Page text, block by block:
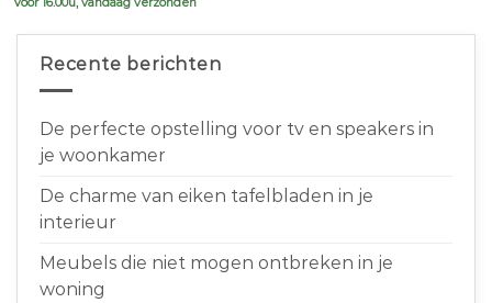
Recente berichten
De perfecte opstelling voor tv en speakers in
je woonkamer
De charme van eiken tafelbladen in je
interieur
Meubels die niet mogen ontbreken in je
woning